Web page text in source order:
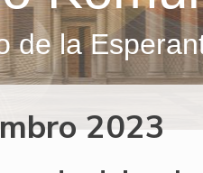
de la
2023